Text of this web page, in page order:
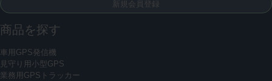
新規会員登録
商品を探す
車用GPS発信機
見守り用小型GPS
業務用GPSトラッカー